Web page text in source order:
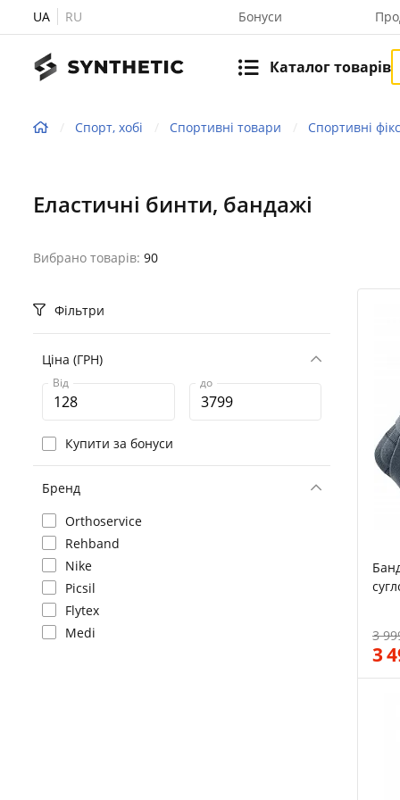
UA RU Бонуси
Каталог товарів
Спорт, хобі Спортивні товари Спортивні
Еластичні бинти, бандажі
Вибрано товарів: 90
Фільтри
Ціна (ГРН)
Від до
Купити за бонуси
Бренд
Orthoservice
Rehband
Nike
Picsil
Flytex
Medi
3
3